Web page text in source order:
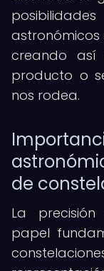
creando así
producto o
nos rodea.
de
La
papel